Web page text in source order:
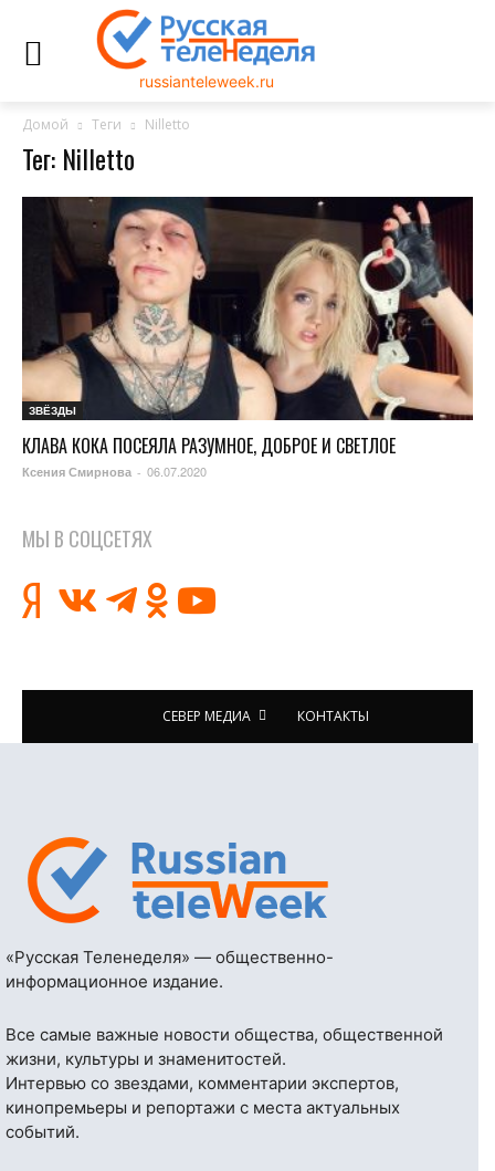
russianteleweek.ru
Домой Теги Nilletto
Тег: Nilletto
ЗВЁЗДЫ
КЛАВА КОКА ПОСЕЯЛА РАЗУМНОЕ, ДОБРОЕ И СВЕТЛОЕ
Ксения Смирнова - 06.07.2020
МЫ В СОЦСЕТЯХ
СЕВЕР МЕДИА КОНТАКТЫ
«Русская Теленеделя» — общественно-
информационное издание.
Все самые важные новости общества, общественной
жизни, культуры и знаменитостей.
Интервью со звездами, комментарии экспертов,
кинопремьеры и репортажи с места актуальных
событий.